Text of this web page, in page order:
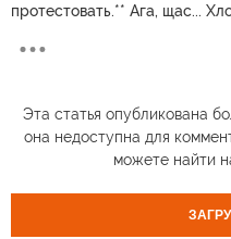
протестовать.** Ага, щас...
Эта статья опубликована
она недоступна для
можете найти